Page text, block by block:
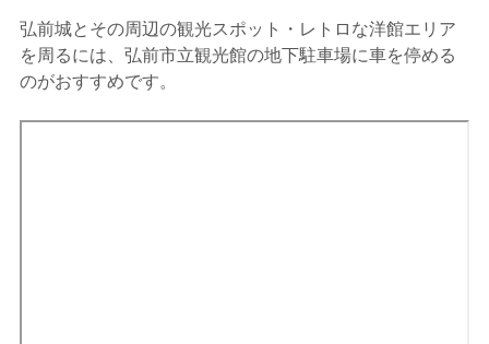
弘前城とその周辺の観光スポット・レトロな洋館エリア
を周るには、弘前市立観光館の地下駐車場に車を停める
のがおすすめです。